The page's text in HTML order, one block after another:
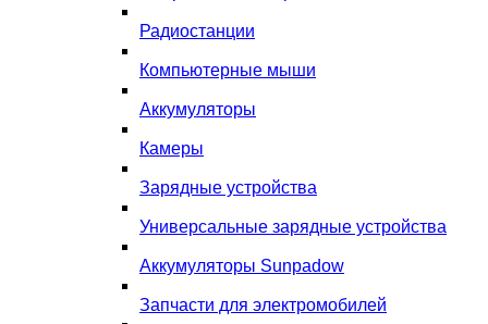
Радиостанции
Компьютерные мыши
Аккумуляторы
Камеры
Зарядные устройства
Универсальные зарядные устройства
Аккумуляторы Sunpadow
Запчасти для электромобилей